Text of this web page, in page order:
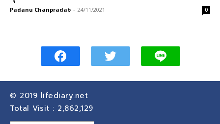
Padanu Chanpradab - 24/11/2021 0
© 2019 lifediary.net
Total Visit : 2,862,129